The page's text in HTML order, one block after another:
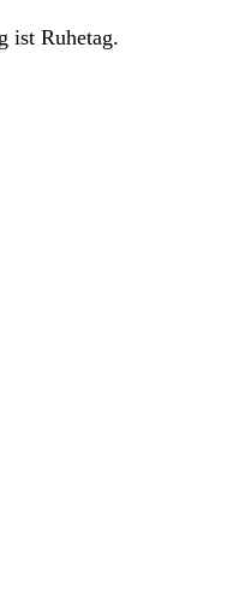
ist Ruhetag.